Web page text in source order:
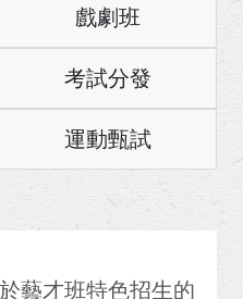
戲劇班
考試分發
運動甄試
藝才班特色招生的